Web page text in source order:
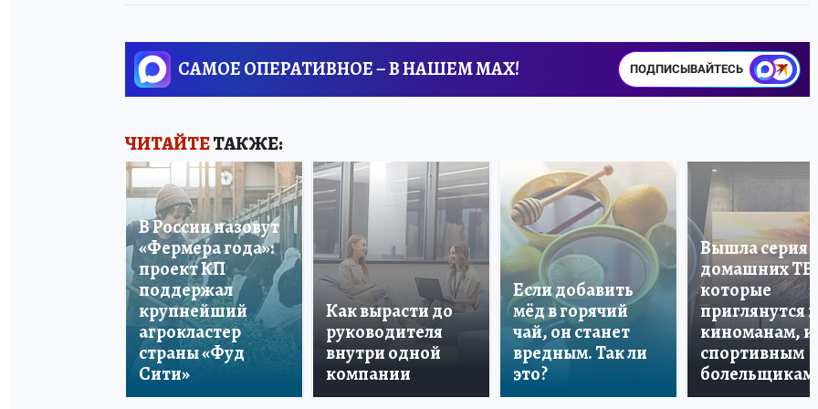
САМОЕ ОПЕРАТИВНОЕ – В НАШЕМ MAX! ПОДПИСЫВАЙТЕСЬ
ЧИТАЙТЕТАКЖЕ:
В России назовут
«Фермера года»:
проект КП
поддержал
крупнейший
агрокластер
страны «Фуд
Сити»
Как вырасти до
руководителя
внутри одной
компании
Если добавить
мёд в горячий
чай, он станет
вредным. Так ли
это?
Вышла серия
домашних ТВ,
которые
приглянутся и
киноманам, и
спортивным
болельщикам